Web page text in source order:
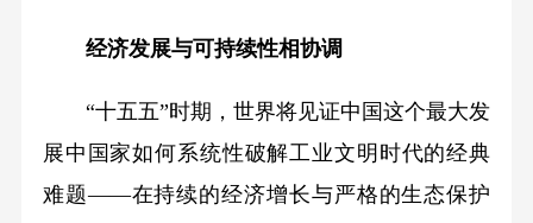
经济发展与可持续性相协调
“十五五”时期，世界将见证中国这个最大发
展中国家如何系统性破解工业文明时代的经典
难题——在持续的经济增长与严格的生态保护